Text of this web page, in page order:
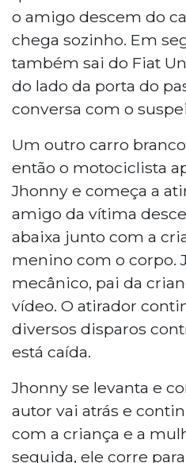
o amigo descem do
chega sozinho. Em
também sai do Fiat
do lado da porta do
conversa com o
Um outro carro
então o motociclista
Jhonny e começa a
amigo da vítima
abaixa junto com a
menino com o corpo.
mecânico, pai da
vídeo. O atirador
diversos disparos
está caída.
Jhonny se levanta e
autor vai atrás e
com a criança e a
seguida, ele corre